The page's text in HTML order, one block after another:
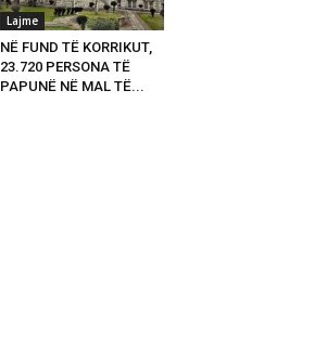
Lajme
NË FUND TË KORRIKUT,
23.720 PERSONA TË
PAPUNË NË MAL TË...